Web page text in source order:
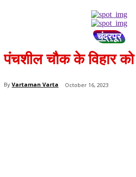
चंद्रपूर
पंचशील चौक के विहार
By Vartaman Varta October 16, 2023